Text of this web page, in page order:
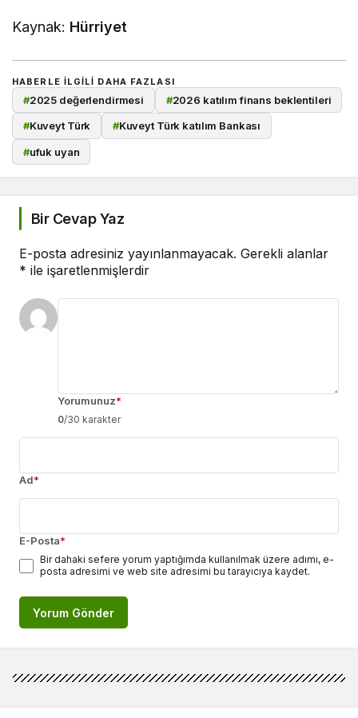
Kaynak: Hürriyet
HABERLE ILGILI DAHA FAZLASI
#2025 değerlendirmesi #2026 katılım finans beklentileri
#Kuveyt Türk #Kuveyt Türk katılım Bankası
#ufuk uyan
Bir Cevap Yaz
E-posta adresiniz yayınlanmayacak. Gerekli alanlar
* ile işaretlenmişlerdir
Yorumunuz*
0/30 karakter
Ad*
E-Posta*
Bir dahaki sefere yorum yaptığımda kullanılmak üzere adımı, e-
posta adresimi ve web site adresimi bu tarayıcıya kaydet.
Yorum Gönder